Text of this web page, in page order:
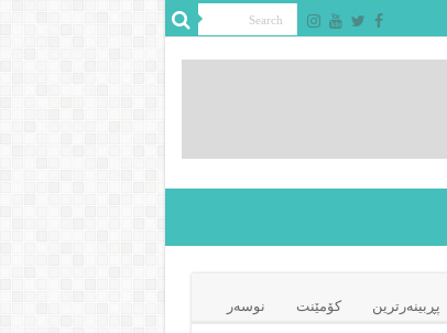
پڕبینەرترین کۆمێنت نوسەر